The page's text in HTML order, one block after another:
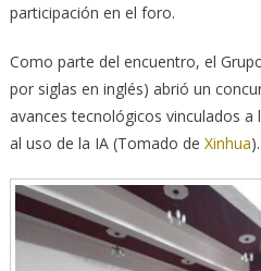
participación en el foro.
Como parte del encuentro, el
por siglas en inglés) abrió un
avances tecnológicos vinculados
al uso de la IA (Tomado de Xinhua).